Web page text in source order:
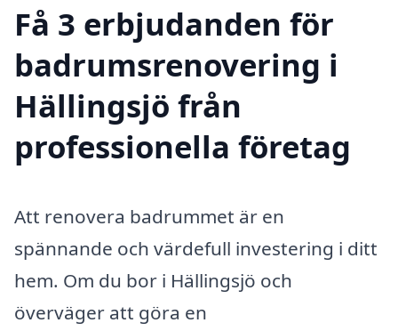
Få 3 erbjudanden för
badrumsrenovering i
Hällingsjö från
professionella företag
Att renovera badrummet är en
spännande och värdefull investering i ditt
hem. Om du bor i Hällingsjö och
överväger att göra en